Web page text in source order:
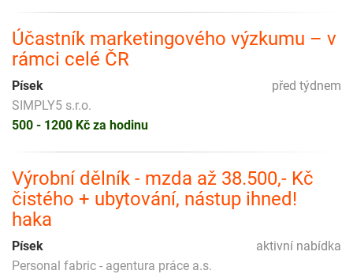
Účastník marketingového výzkumu – v
rámci celé ČR
před týdnem
Písek
SIMPLY5 s.r.o.
500 - 1200 Kč za hodinu
Výrobní dělník - mzda až 38.500,- Kč
čistého + ubytování, nástup ihned!
haka
aktivní nabídka
Písek
Personal fabric - agentura práce a.s.